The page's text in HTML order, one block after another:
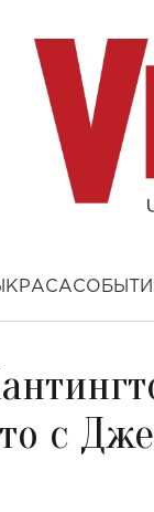
КРАСА
с